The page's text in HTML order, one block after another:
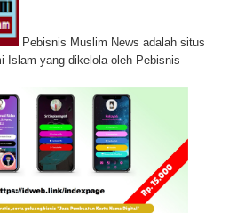
Pebisnis Muslim News adalah situs
Islam yang dikelola oleh Pebisnis